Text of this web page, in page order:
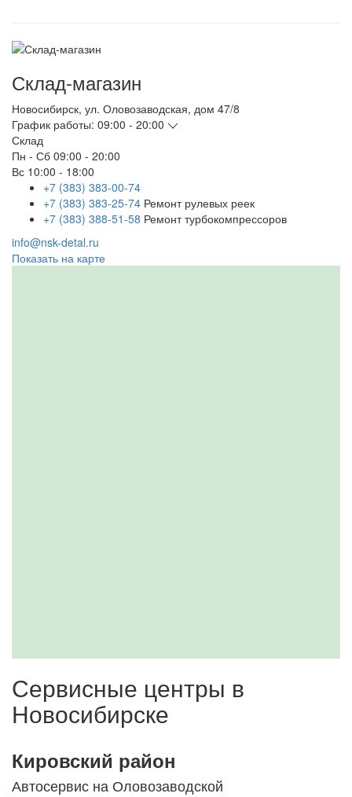
Склад-магазин
Новосибирск, ул. Оловозаводская, дом 47/8
График работы: 09:00 - 20:00
Склад
Пн - Сб 09:00 - 20:00
Вс 10:00 - 18:00
+7 (383) 383-00-74
+7 (383) 383-25-74 Ремонт рулевых реек
+7 (383) 388-51-58 Ремонт турбокомпрессоров
info@nsk-detal.ru
Показать на карте
Сервисные центры в
Новосибирске
Кировский район
Автосервис на Оловозаводской